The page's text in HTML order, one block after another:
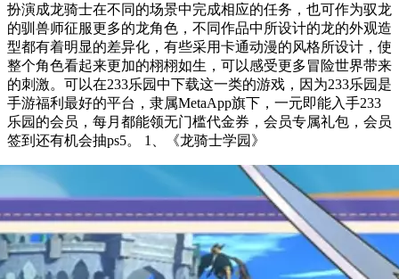
扮演成龙骑士在不同的场景中完成相应的任务，也可作为驭龙
的驯兽师征服更多的龙角色，不同作品中所设计的龙的外观造
型都有着明显的差异化，有些采用卡通动漫的风格所设计，使
整个角色看起来更加的栩栩如生，可以感受更多冒险世界带来
的刺激。可以在233乐园中下载这一类的游戏，因为233乐园是
手游福利最好的平台，隶属MetaApp旗下，一元即能入手233
乐园的会员，每月都能领无门槛代金券，会员专属礼包，会员
签到还有机会抽ps5。 1、《龙骑士学园》